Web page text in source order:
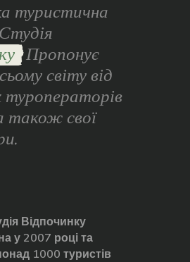
туристична
Пропонує
світу від
туроператорів
також свої
Відпочинку
у 2007 році та
1000 туристів